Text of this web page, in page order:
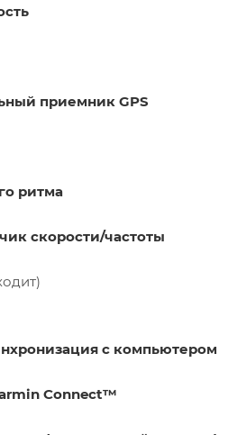
приемник GPS
ритма
скорости/частоты
с компьютером
Connect™